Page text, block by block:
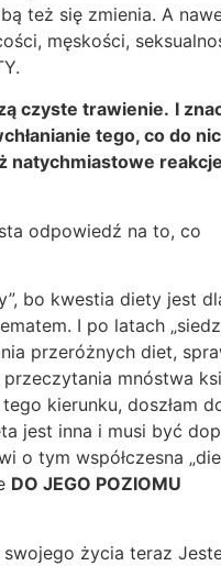
też się zmienia. A
męskości,
czyste trawienie. I
tego, co do
natychmiastowe reakcje
odpowiedź na to, co
bo kwestia diety jest
I po latach
przeróżnych diet,
przeczytania mnóstwa
kierunku, doszłam
jest inna i musi być
o tym współczesna
DO JEGO POZIOMU
życia teraz